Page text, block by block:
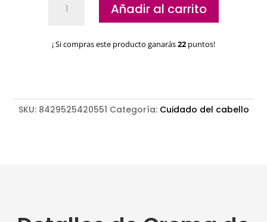
Montibello
cantidad
Añadir al carrito
¡ Si compras este producto ganarás22 puntos!
SKU: 8429525420551 Categoría: Cuidado del cabello